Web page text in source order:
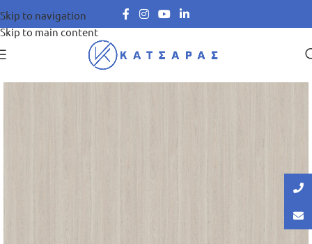
Skip to navigation
Skip to main content